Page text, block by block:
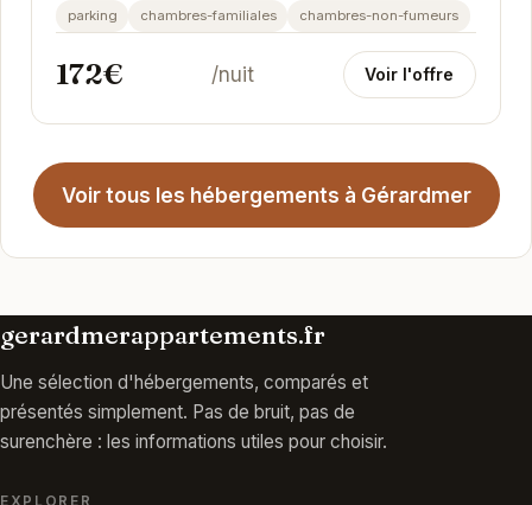
parking chambres-familiales chambres-non-fumeurs
172€ /nuit Voir l'offre
Voir tous les hébergements à Gérardmer
gerardmerappartements.fr
Une sélection d'hébergements, comparés et
présentés simplement. Pas de bruit, pas de
surenchère : les informations utiles pour choisir.
EXPLORER